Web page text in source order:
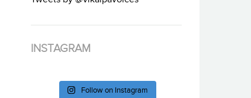
INSTAGRAM
Follow on Instagram